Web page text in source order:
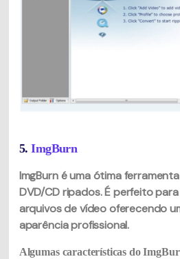
5.ImgBurn
ImgBurn é uma ótima
DVD/CD ripados. É perfeito
arquivos de vídeo oferecendo
aparência profissional.
Algumas características do